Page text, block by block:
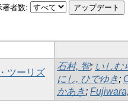
著者数:
ツーリズ
石村, 智; いしむ
にし, ひでゆき;
かあき;